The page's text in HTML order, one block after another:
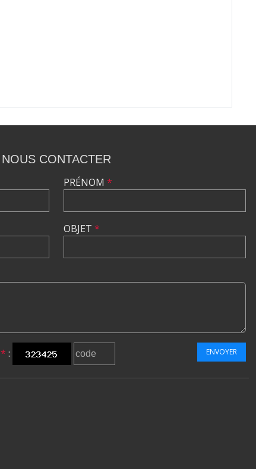
NOUS CONTACTER
PRÉNOM *
OBJET *
* : ENVOYER